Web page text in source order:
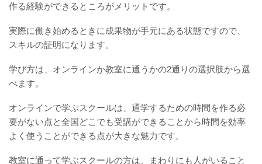
作る経験ができるところがメリットです。
実際に働き始めるときに成果物が手元にある状態ですので、
スキルの証明になります。
学び方は、オンラインか教室に通うかの2通りの選択肢から選
べます。
オンラインで学ぶスクールは、通学するための時間を作る必
要がない点と全国どこでも受講ができることから時間を効率
よく使うことができる点が大きな魅力です。
教室に通って学ぶスクールの方は、まわりにも人がいること